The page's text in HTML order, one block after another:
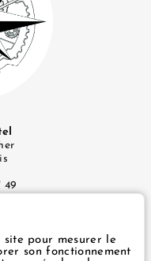
49
site pour mesurer le
son fonctionnement